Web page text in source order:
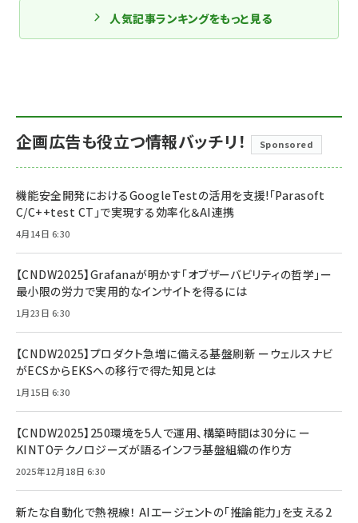
人気記事ランキングをもっと見る
企画広告も役立つ情報バッチリ！ Sponsored
機能安全開発におけるGoogleTestの活用を支援!「Parasoft
C/C++test CT」で実現する効率化＆AI連携
4月14日 6:30
【CNDW2025】Grafanaが明かす「オブザーバビリティの哲学」ー
最小限の労力で実用的なインサイトを得るには
1月23日 6:30
【CNDW2025】プロダクト急増に備える基盤刷新 ーウェルスナビ
がECSからEKSへの移行で得た知見とは
1月15日 6:30
【CNDW2025】250環境を5人で運用、構築時間は30分に ー
KINTOテクノロジーズが語るインフラ基盤組織の作り方
2025年12月18日 6:30
新たな自動化で熱視線！ AIエージェントの「推論能力」を支える2